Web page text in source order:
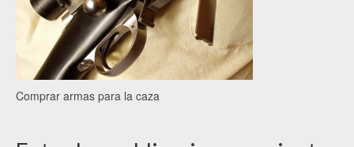
Comprar armas para la caza